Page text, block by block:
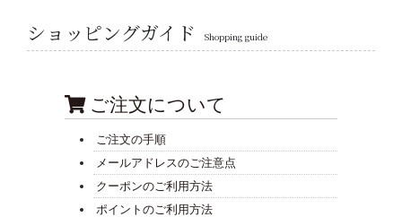
ショッピングガイド Shopping guide
ご注文について
ご注文の手順
メールアドレスのご注意点
クーポンのご利用方法
ポイントのご利用方法